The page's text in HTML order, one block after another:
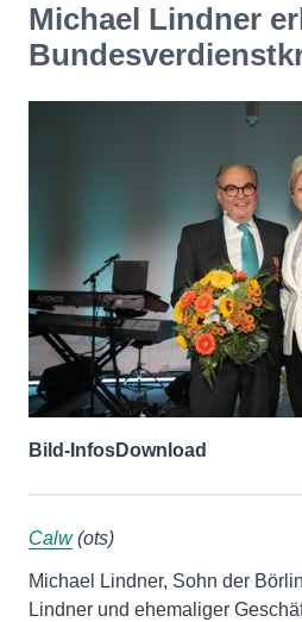
Michael Lindner
Bild-InfosDownload
Calw(ots)
Michael Lindner, Sohn der
Lindner und ehemaliger